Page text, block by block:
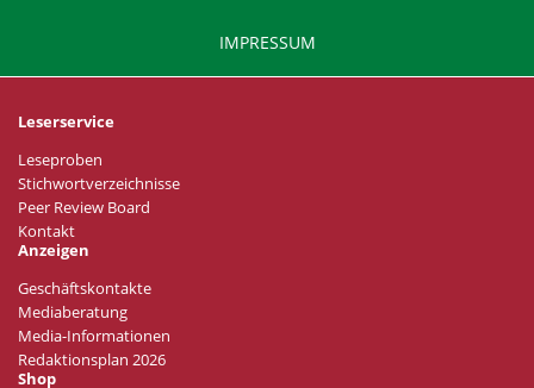
IMPRESSUM
Leserservice
Leseproben
Stichwortverzeichnisse
Peer Review Board
Kontakt
Anzeigen
Geschäftskontakte
Mediaberatung
Media-Informationen
Redaktionsplan 2026
Shop